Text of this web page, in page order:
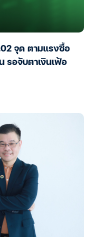
จุด ตามแรงซื้อ
รอจับตาเงินเฟ้อ